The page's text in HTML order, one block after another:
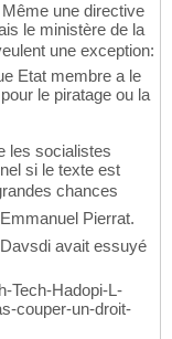
une directive
le ministère de la
une exception:
Etat membre a le
le piratage ou la
les socialistes
si le texte est
chances
Pierrat.
Davsdi avait essuyé
Tech-Hadopi-L-
couper-un-droit-